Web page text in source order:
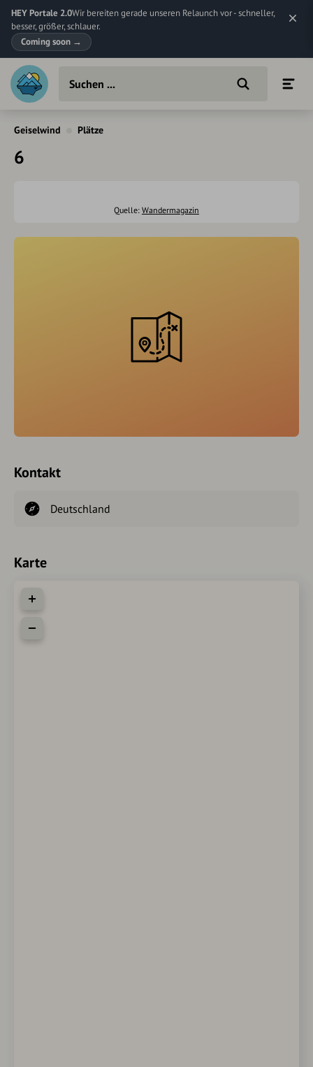
HEY Portale 2.0Wir bereiten gerade unseren Relaunch vor - schneller,
besser, größer, schlauer.
Coming soon →
Geiselwind Plätze
6
Quelle: Wandermagazin
Kontakt
Deutschland
Karte